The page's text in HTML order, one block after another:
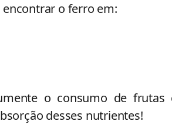
o ferro em:
o consumo de frutas
desses nutrientes!